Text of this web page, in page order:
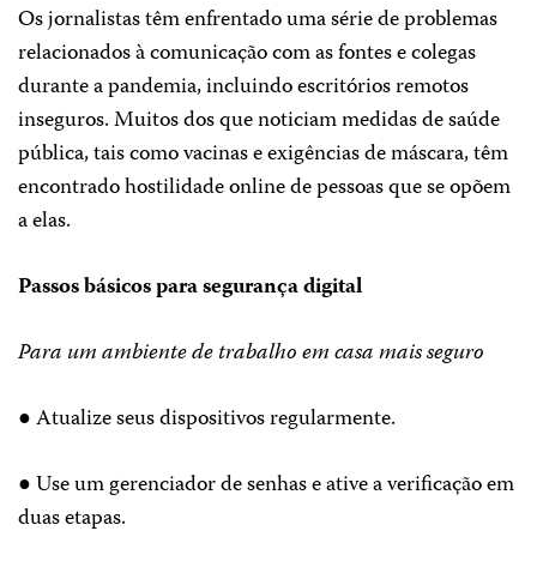
Os jornalistas têm enfrentado uma série de problemas
relacionados à comunicação com as fontes e colegas
durante a pandemia, incluindo escritórios remotos
inseguros. Muitos dos que noticiam medidas de saúde
pública, tais como vacinas e exigências de máscara, têm
encontrado hostilidade online de pessoas que se opõem
a elas.
Passos básicos para segurança digital
Para um ambiente de trabalho em casa mais seguro
● Atualize seus dispositivos regularmente.
● Use um gerenciador de senhas e ative a verificação em
duas etapas.